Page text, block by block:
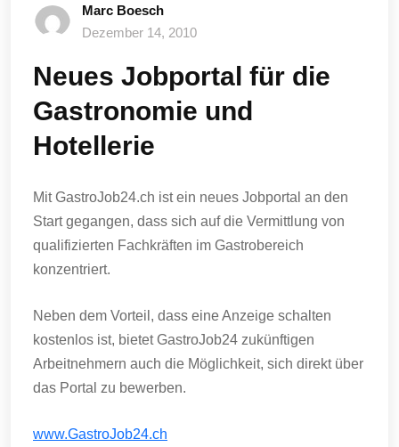
Marc Boesch
Dezember 14, 2010
Neues Jobportal für die
Gastronomie und
Hotellerie
Mit GastroJob24.ch ist ein neues Jobportal an den
Start gegangen, dass sich auf die Vermittlung von
qualifizierten Fachkräften im Gastrobereich
konzentriert.
Neben dem Vorteil, dass eine Anzeige schalten
kostenlos ist, bietet GastroJob24 zukünftigen
Arbeitnehmern auch die Möglichkeit, sich direkt über
das Portal zu bewerben.
www.GastroJob24.ch